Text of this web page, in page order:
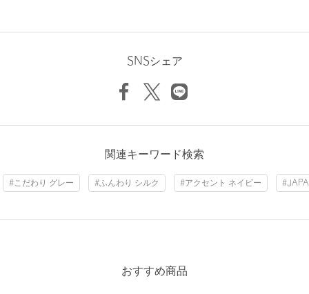
京都丹後の生地、日本縫製のJAPANメイドにこだわった人気シリ
ーズ「JAPAN TANGO」に26年春夏新作が登場
ヴィンテージ感のある杢調の色使いが特徴
・ベーシックな8cm幅
・広いピッチで配されたストライプ柄
クのラインがアクセント
※商品に「取り扱い上の注意書き」、「洗濯表示」がございます
SNSシェア
関連キーワード検索
#こだわり グレー #ふんわり シルク #アクセント ネイビー
おすすめ商品